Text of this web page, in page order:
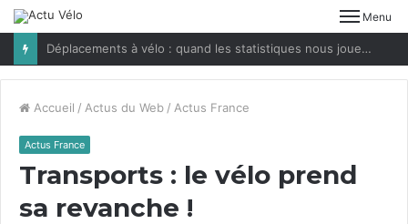
Menu
Déplacements à vélo : quand les statistiques nous jouent des tours
Accueil / Actus du Web / Actus France
Actus France
Transports : le vélo prend
sa revanche !